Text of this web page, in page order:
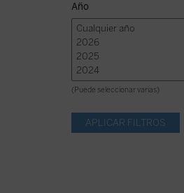
Año
(Puede seleccionar varias)